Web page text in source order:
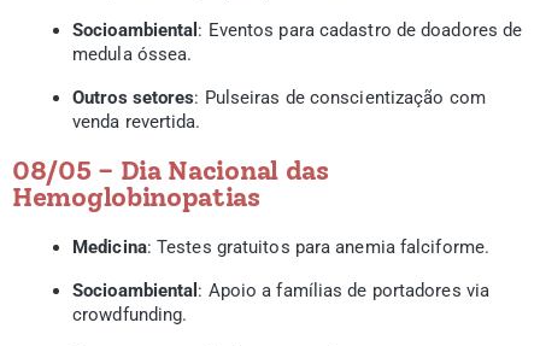
Socioambiental : Eventos para cadastro de doadores de
medula óssea.
Outros setores: Pulseiras de conscientização com
venda revertida.
08/05 – Dia Nacional das
Hemoglobinopatias
Medicina: Testes gratuitos para anemia falciforme.
Socioambiental : Apoio a famílias de portadores via
crowdfunding.